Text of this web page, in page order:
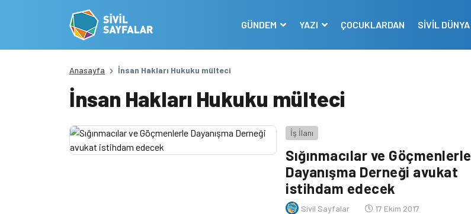
GÜNDEM YAZI ÇOCUKLARDAN SİVİL DÜNYA
Anasayfa İnsan Hakları Hukuku mülteci
İnsan Hakları Hukuku mülteci
İş İlanı
Sığınmacılar ve Göçmenlerle
Dayanışma Derneği avukat
istihdam edecek
Sivil Sayfalar 17 Ekim 2017